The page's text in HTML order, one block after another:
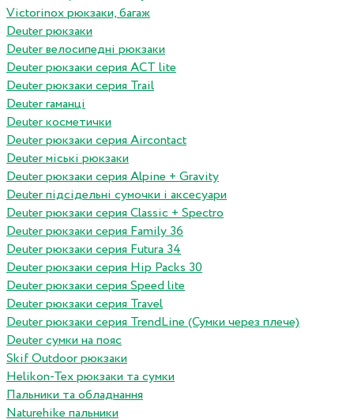
Victorinox рюкзаки, багаж
Deuter рюкзаки
Deuter велосипедні рюкзаки
Deuter рюкзаки серия ACT lite
Deuter рюкзаки серия Trail
Deuter гаманці
Deuter косметички
Deuter рюкзаки серия Aircontact
Deuter міські рюкзаки
Deuter рюкзаки серия Alpine + Gravity
Deuter підсідельні сумочки і аксесуари
Deuter рюкзаки серия Classic + Spectro
Deuter рюкзаки серия Family 36
Deuter рюкзаки серия Futura 34
Deuter рюкзаки серия Hip Packs 30
Deuter рюкзаки серия Speed lite
Deuter рюкзаки серия Travel
Deuter рюкзаки серия TrendLine (Сумки через плече)
Deuter сумки на пояс
Skif Outdoor рюкзаки
Helikon-Tex рюкзаки та сумки
Пальники та обладнання
Naturehike пальники